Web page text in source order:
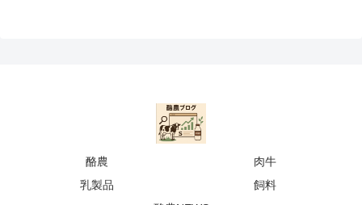
酪農
肉牛
乳製品
飼料